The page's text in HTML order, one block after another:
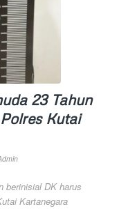
23 Tahun
Kutai
berinisial DK harus
Kartanegara